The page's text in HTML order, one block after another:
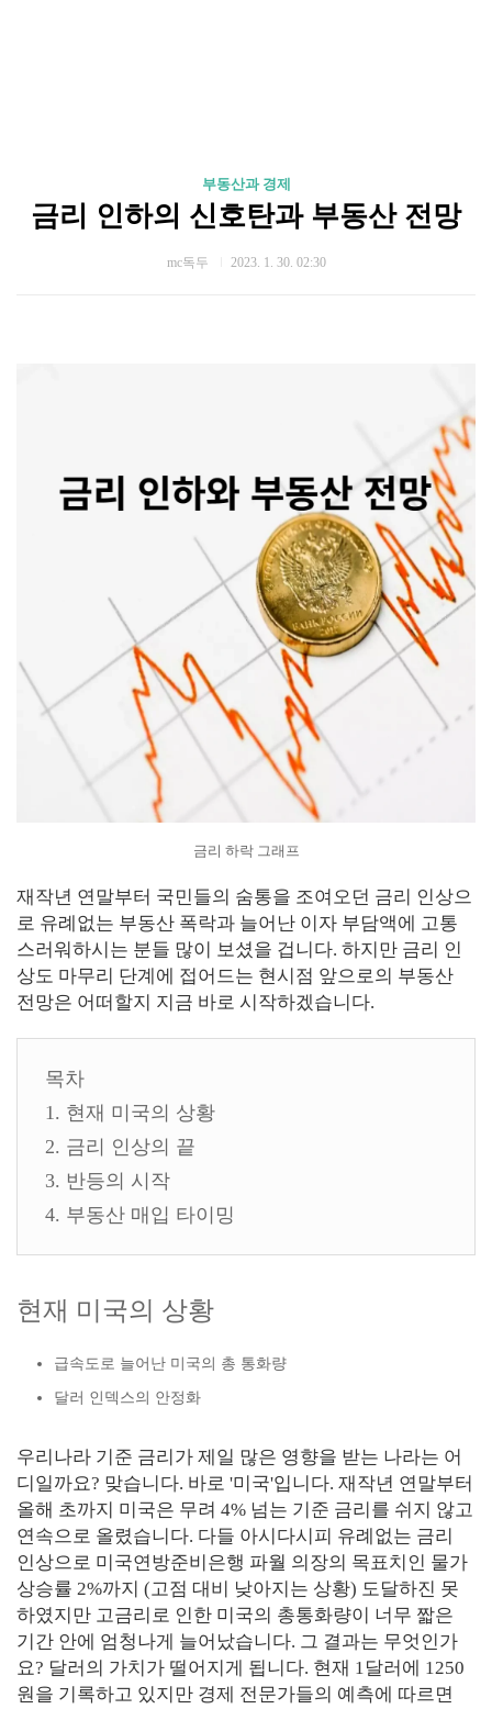
부동산과 경제
금리 인하의 신호탄과 부동산 전망
mc독두 2023. 1. 30. 02:30
금리 하락 그래프
재작년 연말부터 국민들의 숨통을 조여오던 금리 인상으
로 유례없는 부동산 폭락과 늘어난 이자 부담액에 고통
스러워하시는 분들 많이 보셨을 겁니다. 하지만 금리 인
상도 마무리 단계에 접어드는 현시점 앞으로의 부동산
전망은 어떠할지 지금 바로 시작하겠습니다.
목차
1. 현재 미국의 상황
2. 금리 인상의 끝
3. 반등의 시작
4. 부동산 매입 타이밍
현재 미국의 상황
급속도로 늘어난 미국의 총 통화량
달러 인덱스의 안정화
우리나라 기준 금리가 제일 많은 영향을 받는 나라는 어
디일까요? 맞습니다. 바로 '미국'입니다. 재작년 연말부터
올해 초까지 미국은 무려 4% 넘는 기준 금리를 쉬지 않고
연속으로 올렸습니다. 다들 아시다시피 유례없는 금리
인상으로 미국연방준비은행 파월 의장의 목표치인 물가
상승률 2%까지 (고점 대비 낮아지는 상황) 도달하진 못
하였지만 고금리로 인한 미국의 총통화량이 너무 짧은
기간 안에 엄청나게 늘어났습니다. 그 결과는 무엇인가
요? 달러의 가치가 떨어지게 됩니다. 현재 1달러에 1250
원을 기록하고 있지만 경제 전문가들의 예측에 따르면